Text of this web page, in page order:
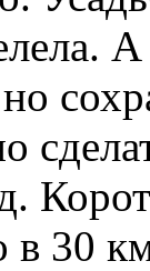
А
в 30